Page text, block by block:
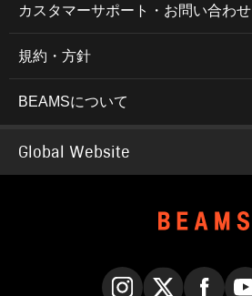
カスタマーサポート・お問い合わせ
規約・方針
BEAMSについて
Global Website